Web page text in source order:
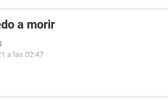
a morir
a las 02:47